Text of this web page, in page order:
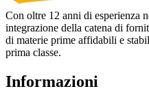
Con oltre 12 anni di esperienza
integrazione della catena di
di materie prime affidabili e
prima classe.
Informazioni